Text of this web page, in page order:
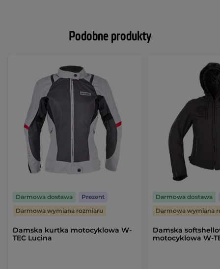
Podobne produkty
Damska kurtka motocyklowa W-
TEC Lucina
Darmowa dostawa
Prezent
Darmowa wymiana rozmiaru
Damska
motocyklowa W-
Darmowa dostawa
Darmowa wymiana